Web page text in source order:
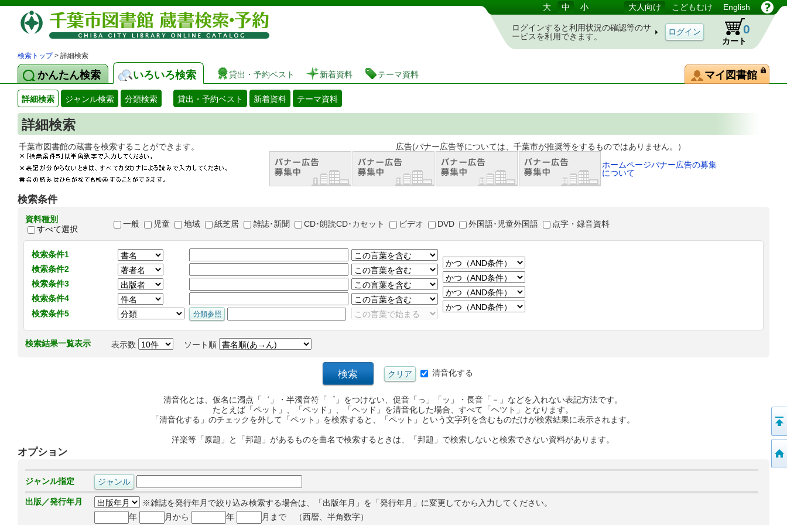
図書館 蔵書検索・予約システム 大 中 小 大人向け こどもむけ English
ログインすると利用状況の確認等のサ
ービスを利用できます。
カート
0
検索トップ> 詳細検索
かんたん検索 いろいろ検索 貸出・予約ベスト 新着資料 テーマ資料 マイ図書館
詳細検索 ジャンル検索 分類検索 貸出・予約ベスト 新着資料 テーマ資料
詳細検索
千葉市図書館の蔵書を検索することができます。 広告(バナー広告等については、千葉市が推奨等をするものではありません。）
ホームページバナー広告の募集
について
検索条件
資料種別
すべて選択
一般 児童 地域 紙芝居 雑誌･新聞 CD･朗読CD･カセット ビデオ DVD 外国語･児童外国語 点字・録音資料
検索条件1
検索条件2
検索条件3
検索条件4
検索条件5
検索結果一覧表示 表示数 ソート順
清音化する
清音化とは、仮名に濁点「゛」・半濁音符「゜」をつけない、促音「っ」「ッ」・長音「－」などを入れない表記方法です。
たとえば「ペット」、「ベッド」、「ヘッド」を清音化した場合、すべて「ヘツト」となります。
「清音化する」のチェックを外して「ペット」を検索すると、「ペット」という文字列を含むものだけが検索結果に表示されます。
洋楽等「原題」と「邦題」があるものを曲名で検索するときは、「邦題」で検索しないと検索できない資料があります。
オプション
ジャンル指定
出版／発行年月
※雑誌を発行年月で絞り込み検索する場合は、「出版年月」を「発行年月」に変更してから入力してください。
年
月から 年 月まで （西暦、半角数字）